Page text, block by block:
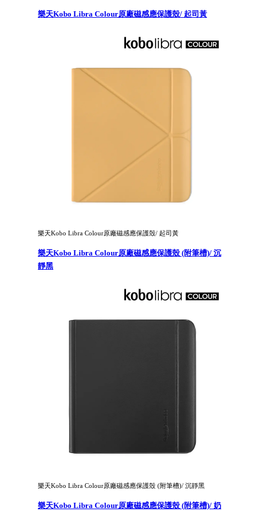
樂天Kobo Libra Colour原廠磁感應保護殼/ 起司黃
樂天Kobo Libra Colour原廠磁感應保護殼/ 起司黃
樂天Kobo Libra Colour原廠磁感應保護殼 (附筆槽)/ 沉
靜黑
樂天Kobo Libra Colour原廠磁感應保護殼 (附筆槽)/ 沉靜黑
樂天Kobo Libra Colour原廠磁感應保護殼 (附筆槽)/ 奶